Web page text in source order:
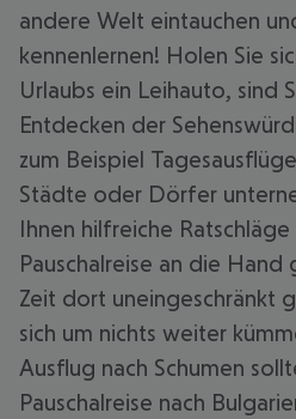
andere Welt eintauchen
kennenlernen! Holen Sie
Urlaubs ein Leihauto, sind
Entdecken der
zum Beispiel
Städte oder Dörfer
Ihnen hilfreiche
Pauschalreise an die Hand
Zeit dort uneingeschränkt
sich um nichts weiter
Ausflug nach Schumen
Pauschalreise nach